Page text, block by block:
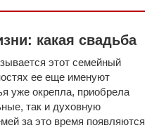
какая свадьба
этот семейный
ее еще именуют
уже окрепла, приобрела
так и духовную
за это время появляются